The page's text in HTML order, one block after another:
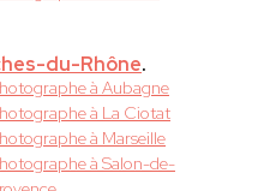
du-Rhône.
à Aubagne
à La Ciotat
à Marseille
à Salon-de-